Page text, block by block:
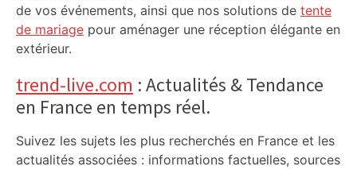
de vos événements, ainsi que nos solutions de tente
de mariage pour aménager une réception élégante en
extérieur.
trend-live.com : Actualités & Tendance
en France en temps réel.
Suivez les sujets les plus recherchés en France et les
actualités associées : informations factuelles, sources